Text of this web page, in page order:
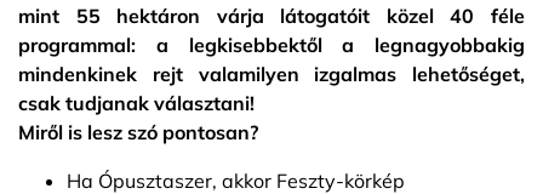
mint 55 hektáron várja látogatóit közel 40 féle
programmal: a legkisebbektől a legnagyobbakig
mindenkinek rejt valamilyen izgalmas lehetőséget,
csak tudjanak választani!
Miről is lesz szó pontosan?
Ha Ópusztaszer, akkor Feszty-körkép